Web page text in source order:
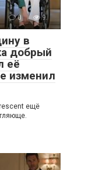
0 9
в
добрый
её
изменил
ещё